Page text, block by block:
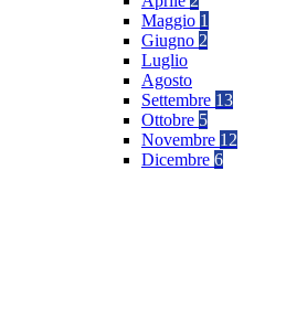
Maggio 1
Giugno 2
Luglio
Agosto
Settembre 13
Ottobre 5
Novembre 12
Dicembre 6